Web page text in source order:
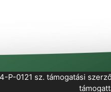
P-0121 sz. támogatási